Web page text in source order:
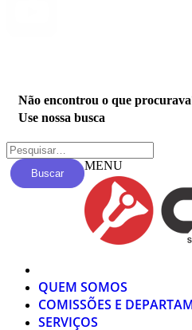
Não encontrou o que
Use nossa busca
Buscar
MENU
QUEM SOMOS
COMISSÕES E
SERVIÇOS